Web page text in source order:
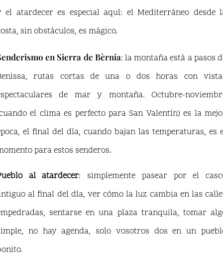
el atardecer es especial aquí: el Mediterráneo desde
sin obstáculos, es mágico.
en Sierra de Bèrnia: la montaña está a pasos
rutas cortas de una o dos horas con
de mar y montaña. Octubre-
el clima es perfecto para San Valentín) es la
el final del día, cuando bajan las temperaturas, es
para estos senderos.
al atardecer: simplemente pasear por el
al final del día, ver cómo la luz cambia en las
sentarse en una plaza tranquila, tomar
no hay agenda, solo vosotros dos en un